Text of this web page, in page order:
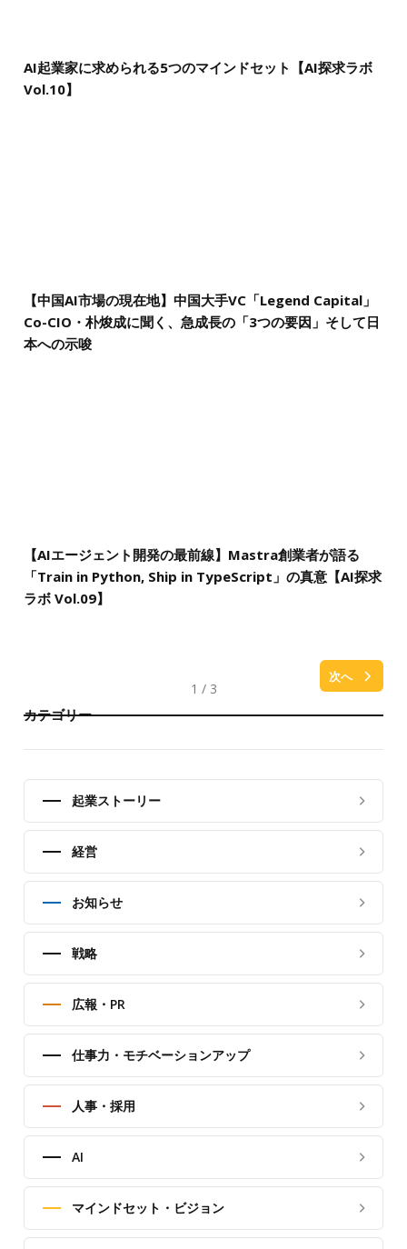
AI起業家に求められる5つのマインドセット【AI探求ラボ
Vol.10】
【中国AI市場の現在地】中国大手VC「Legend Capital」
Co-CIO・朴焌成に聞く、急成長の「3つの要因」そして日
本への示唆
【AIエージェント開発の最前線】Mastra創業者が語る
「Train in Python, Ship in TypeScript」の真意【AI探求
ラボ Vol.09】
1 / 3
次へ
カテゴリー
起業ストーリー
経営
お知らせ
戦略
広報・PR
仕事力・モチベーションアップ
人事・採用
AI
マインドセット・ビジョン